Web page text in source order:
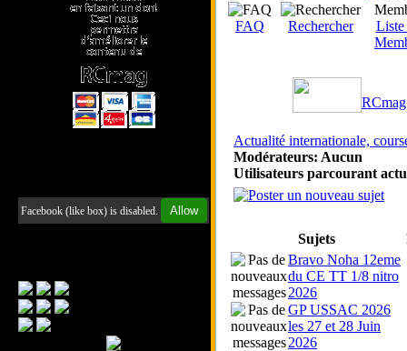
Facebook (like box) is disabled. Allow
FAQ Rechercher
Liste
Actualité internationale,
Modérateurs: Aucun
Utilisateurs parcourant
Sujets
Bravo Noha 12eme
du CE TT 1/8 nitro
2026
GP USSAC 2026
les 27 et 28 Juin
2026